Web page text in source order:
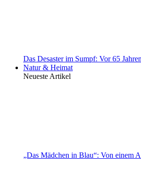
Das Desaster im Sumpf: Vor 65
Natur & Heimat
Neueste Artikel
„Das Mädchen in Blau“: Von einem